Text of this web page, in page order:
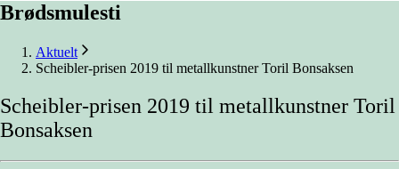
Brødsmulesti
Aktuelt
Scheibler-prisen 2019 til metallkunstner Toril Bonsaksen
Scheibler-prisen 2019 til metallkunstner Toril
Bonsaksen